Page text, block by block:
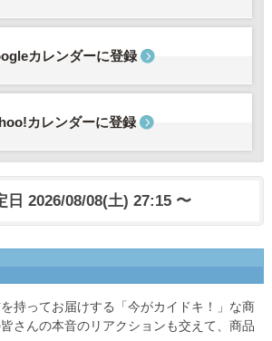
カレンダーに登録
カレンダーに登録
日 2026/08/08(土) 27:15 〜
持ってお届けする「今がカイドキ！」な商
さんの本音のリアクションも交えて、商品